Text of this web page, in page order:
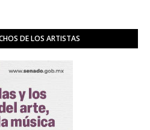
DE LOS ARTISTAS